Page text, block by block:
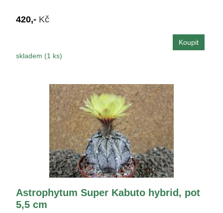
420,- Kč
skladem (1 ks)
Astrophytum Super Kabuto hybrid, pot
5,5 cm